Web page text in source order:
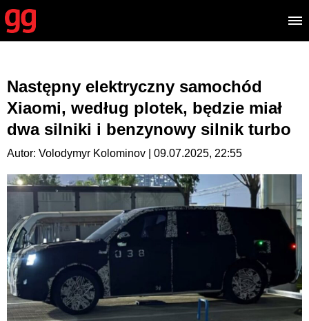
Następny elektryczny samochód
Xiaomi, według plotek, będzie miał
dwa silniki i benzynowy silnik turbo
Autor: Volodymyr Kolominov | 09.07.2025, 22:55